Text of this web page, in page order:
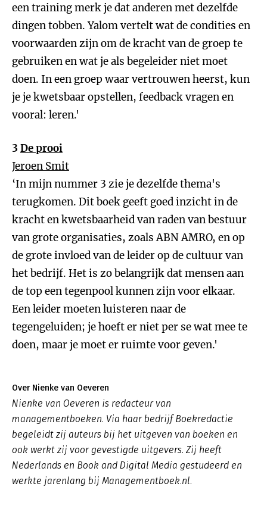
een training merk je dat anderen met dezelfde
dingen tobben. Yalom vertelt wat de condities en
voorwaarden zijn om de kracht van de groep te
gebruiken en wat je als begeleider niet moet
doen. In een groep waar vertrouwen heerst, kun
je je kwetsbaar opstellen, feedback vragen en
vooral: leren.'
3 De prooi
Jeroen Smit
‘In mijn nummer 3 zie je dezelfde thema's
terugkomen. Dit boek geeft goed inzicht in de
kracht en kwetsbaarheid van raden van bestuur
van grote organisaties, zoals ABN AMRO, en op
de grote invloed van de leider op de cultuur van
het bedrijf. Het is zo belangrijk dat mensen aan
de top een tegenpool kunnen zijn voor elkaar.
Een leider moeten luisteren naar de
tegengeluiden; je hoeft er niet per se wat mee te
doen, maar je moet er ruimte voor geven.'
Over Nienke van Oeveren
Nienke van Oeveren is redacteur van
managementboeken. Via haar bedrijf Boekredactie
begeleidt zij auteurs bij het uitgeven van boeken en
ook werkt zij voor gevestigde uitgevers. Zij heeft
Nederlands en Book and Digital Media gestudeerd en
werkte jarenlang bij Managementboek.nl.